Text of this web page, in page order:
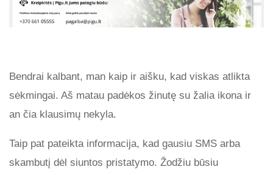
Bendrai kalbant, man kaip ir aišku, kad viskas atlikta
sėkmingai. Aš matau padėkos žinutę su žalia ikona ir
an čia klausimų nekyla.
Taip pat pateikta informacija, kad gausiu SMS arba
skambutį dėl siuntos pristatymo. Žodžiu būsiu